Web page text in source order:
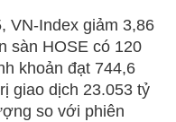
VN-Index giảm 3,86
sàn HOSE có 120
khoản đạt 744,6
giao dịch 23.053 tỷ
so với phiên